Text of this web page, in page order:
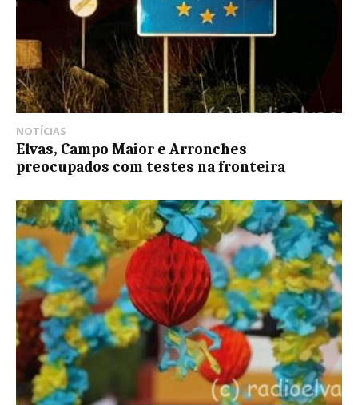
NOTÍCIAS
Elvas, Campo Maior e Arronches
preocupados com testes na fronteira